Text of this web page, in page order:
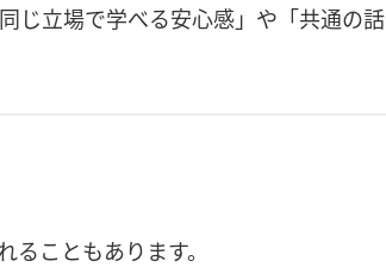
じ立場で学べる安心感」や「共通の話
こともあります。